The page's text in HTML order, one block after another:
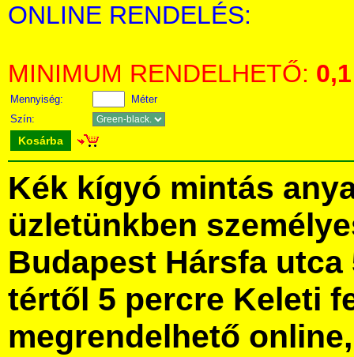
ONLINE RENDELÉS:
MINIMUM RENDELHETŐ: 0,1
Mennyiség:
Méter
Szín:
Kosárba
Kék kígyó mintás
üzletünkben
Budapest Hársfa utca
tértől 5 percre Keleti
megrendelhető